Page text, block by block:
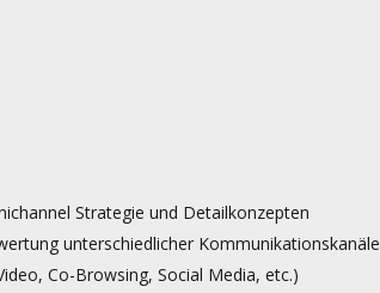
Strategie und Detailkonzepten
unterschiedlicher Kommunikationskanäle
Co-Browsing, Social Media, etc.)